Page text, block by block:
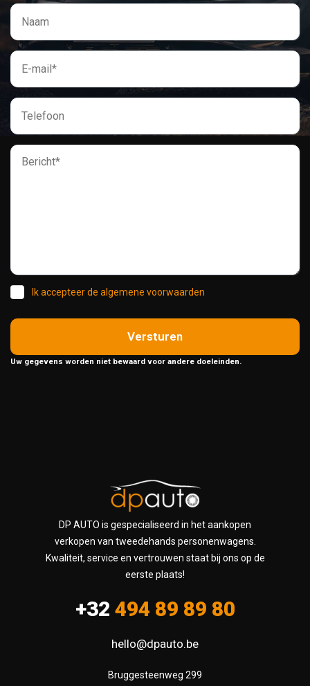
Ik accepteer de algemene voorwaarden
Versturen
Uw gegevens worden niet bewaard voor andere doeleinden.
DP AUTO is gespecialiseerd in het aankopen
verkopen van tweedehands personenwagens.
Kwaliteit, service en vertrouwen staat bij ons op de
eerste plaats!
+32 494 89 89 80
hello@dpauto.be
Bruggesteenweg 299